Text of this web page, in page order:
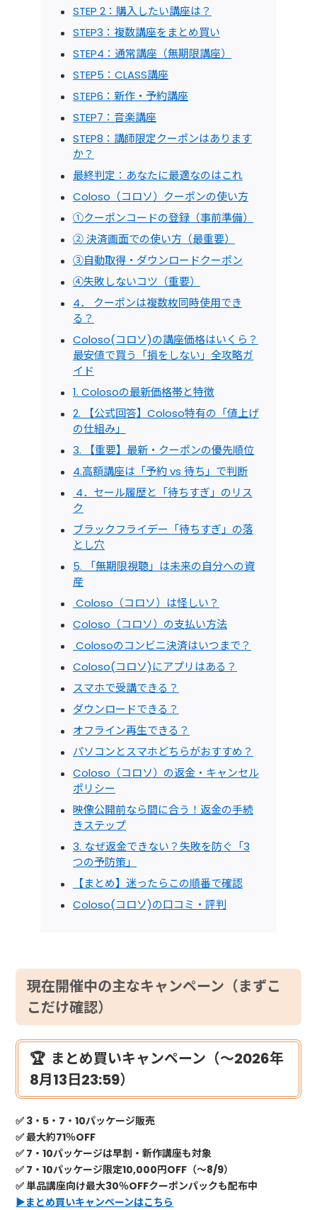
STEP 2：購入したい講座は？
STEP3：複数講座をまとめ買い
STEP4：通常講座（無期限講座）
STEP5：CLASS講座
STEP6：新作・予約講座
STEP7：音楽講座
STEP8：講師限定クーポンはあります
か？
最終判定：あなたに最適なのはこれ
Coloso（コロソ）クーポンの使い方
①クーポンコードの登録（事前準備）
② 決済画面での使い方（最重要）
③自動取得・ダウンロードクーポン
④失敗しないコツ（重要）
4． クーポンは複数枚同時使用でき
る？
Coloso(コロソ)の講座価格はいくら？
最安値で買う「損をしない」全攻略ガ
イド
1. Colosoの最新価格帯と特徴
2. 【公式回答】Coloso特有の「値上げ
の仕組み」
3. 【重要】最新・クーポンの優先順位
4.高額講座は「予約 vs 待ち」で判断
4．セール履歴と「待ちすぎ」のリス
ク
ブラックフライデー「待ちすぎ」の落
とし穴
5. 「無期限視聴」は未来の自分への資
産
Coloso（コロソ）は怪しい？
Coloso（コロソ）の支払い方法
Colosoのコンビニ決済はいつまで？
Coloso(コロソ)にアプリはある？
スマホで受講できる？
ダウンロードできる？
オフライン再生できる？
パソコンとスマホどちらがおすすめ？
Coloso（コロソ）の返金・キャンセル
ポリシー
映像公開前なら間に合う！返金の手続
きステップ
3. なぜ返金できない？失敗を防ぐ「3
つの予防策」
【まとめ】迷ったらこの順番で確認
Coloso(コロソ)の口コミ・評判
現在開催中の主なキャンペーン（まずこ
こだけ確認）
🏆 まとめ買いキャンペーン（～2026年
8月13日23:59）
✅ 3・5・7・10パッケージ販売
✅ 最大約71％OFF
✅ 7・10パッケージは早割・新作講座も対象
✅ 7・10パッケージ限定10,000円OFF（～8/9）
✅ 単品講座向け最大30％OFFクーポンパックも配布中
▶まとめ買いキャンペーンはこちら